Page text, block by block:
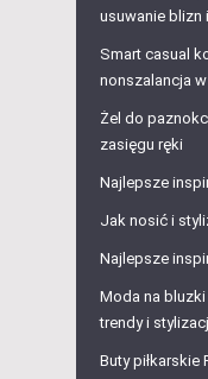
usuwanie blizn
Smart casual
nonszalancja
Żel do
zasięgu ręki
Najlepsze
Jak nosić i
Najlepsze
Moda na
trendy i
Buty piłkarskie